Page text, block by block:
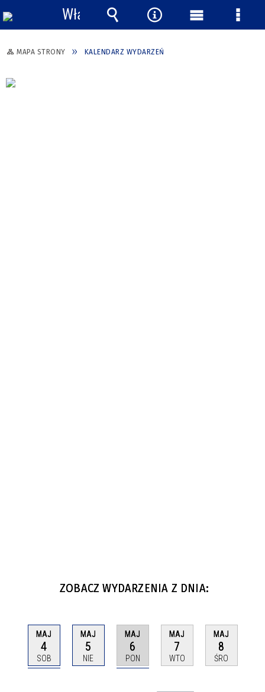
MAPA STRONY KALENDARZ WYDARZEŃ
ZOBACZ WYDARZENIA Z DNIA:
MAJ
4
SOB
MAJ
5
NIE
MAJ
6
PON
MAJ
7
WTO
MAJ
8
ŚRO
Włącz
powiadomienia
Wyszukiwarka
Narzędzia
Menu Menu